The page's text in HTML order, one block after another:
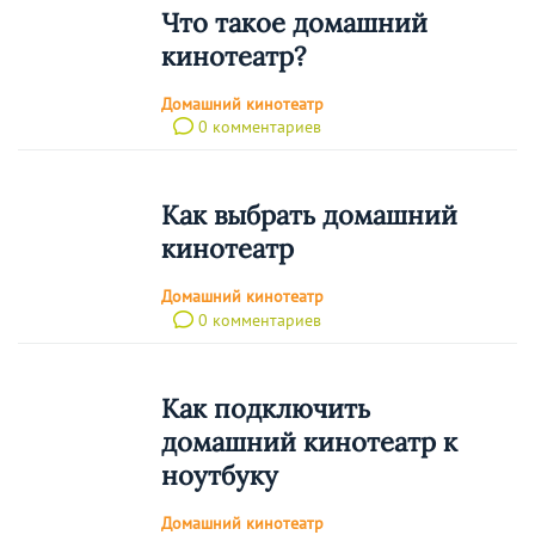
Что такое домашний
кинотеатр?
Домашний кинотеатр
0 комментариев
Как выбрать домашний
кинотеатр
Домашний кинотеатр
0 комментариев
Как подключить
домашний кинотеатр к
ноутбуку
Домашний кинотеатр